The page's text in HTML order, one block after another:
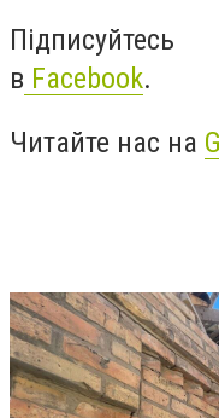
в Facebook.
Читайте нас на